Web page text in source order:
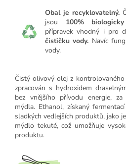
Obal je recyklovatelný.
jsou 100%
přípravek vhodný i pro
čističku vody. Navíc
vody.
Čistý olivový olej z
zpracován s hydroxidem
bez vnějšího přívodu energie,
mýdla. Ethanol, získaný
sladkých vedlejších produktů, jako
mýdlo tekuté, což umožňuje
produktu.